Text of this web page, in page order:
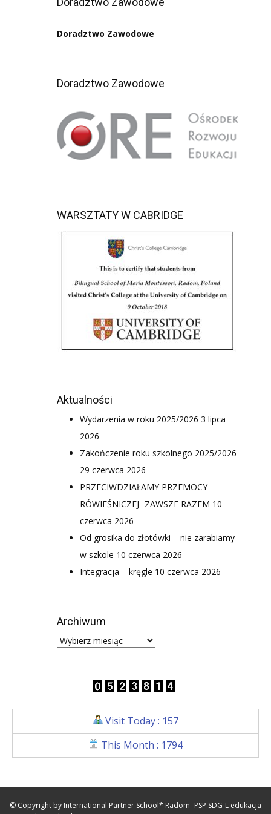
Doradztwo Zawodowe
Doradztwo Zawodowe
WARSZTATY W CABRIDGE
Aktualności
Wydarzenia w roku 2025/2026 3 lipca
2026
Zakończenie roku szkolnego 2025/2026
29 czerwca 2026
PRZECIWDZIAŁAMY PRZEMOCY
RÓWIEŚNICZEJ -ZAWSZE RAZEM 10
czerwca 2026
Od grosika do złotówki – nie zarabiamy
w szkole 10 czerwca 2026
Integracja – kręgle 10 czerwca 2026
Archiwum
Visit Today : 157
This Month : 1794
© Copyright by International Partner School* Radom- PSP SDG-L edukacja